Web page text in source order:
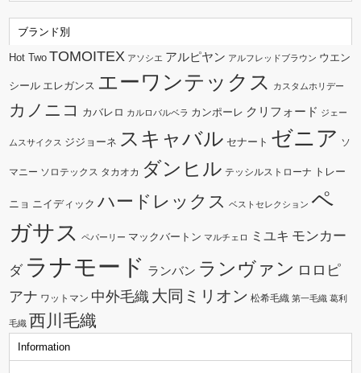
ブランド別
Hot Two TOMOITEX アソシエ アルピヤン アルフレッドブラウン ウエン
シール エレガンス エーワンテックス カスタムホリデー
カノニコ カバレロ カルロバルベラ カンポーレ クリフォード ジェー
ムスサイクス ジジョーネ スキャバル セナート ゼニア ソ
マニー ソロテックス タカオカ ダンヒル テッシルストローナ トレー
ニョ ニイディック ハードレックス ベストセレクション ペ
ガサス
ペパーリー マックバートン マルチェロ ミユキ モンカー
ダ ラナモード ランバン ランヴァン ロロピ
アナ ワットマン 中外毛織大同ミリオン 松希毛織 第一毛織 葛利
毛織 西川毛織
Information